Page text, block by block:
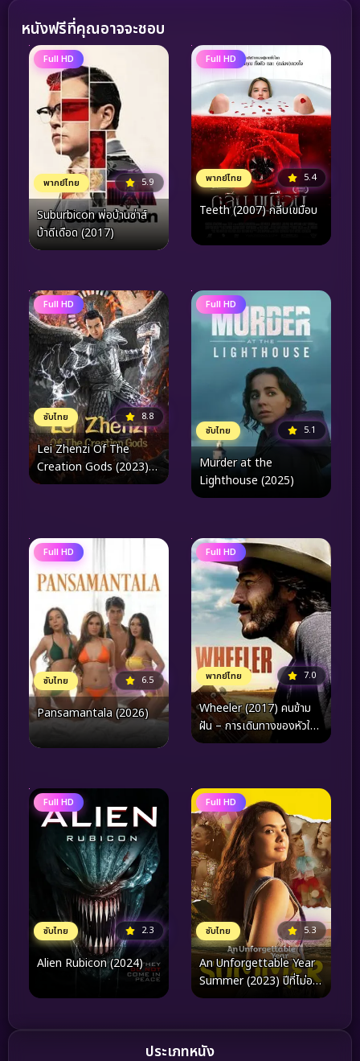
หนังฟรีที่คุณอาจจะชอบ
Full HD
พากย์ไทย 5.9
Suburbicon พ่อบ้านซ่าส์
บ้าดีเดือด (2017)
Full HD
พากย์ไทย 5.4
Teeth (2007) กลีบเขมือบ
Full HD
ซับไทย 8.8
Lei Zhenzi Of The
Creation Gods (2023)
เหลยเจิ้นจื่อ วีรบุรุษเทพ
Full HD
ซับไทย 5.1
Murder at the
Lighthouse (2025)
Full HD
ซับไทย 6.5
Pansamantala (2026)
Full HD
พากย์ไทย 7.0
Wheeler (2017) คนข้าม
ฝัน – การเดินทางของหัวใจ
สายดนตรีบนเส้นทางสู่
Full HD
ซับไทย 2.3
Alien Rubicon (2024)
Full HD
ซับไทย 5.3
An Unforgettable Year
Summer (2023) ปีที่ไม่อาจ
ลืมเลือน ฤดูร้อน
ประเภทหนัง